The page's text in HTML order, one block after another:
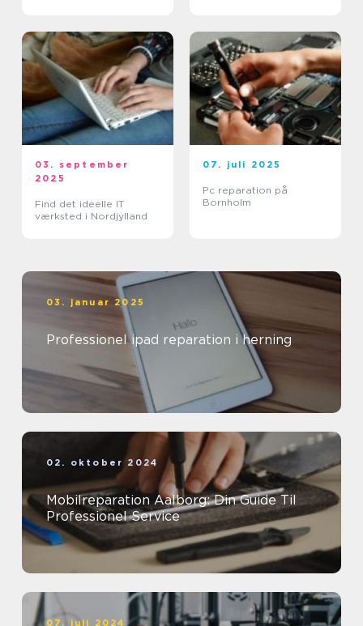
03. september
2025
Find det ideelle IT
værksted i Nordjylland
07. juli 2025
Pc reparation på
Bornholm
03. januar 2025
Professionel ipad reparation i herning
02. oktober 2024
Mobilreparation Aalborg: Din Guide Til
Professionel Service
07. juli 2024